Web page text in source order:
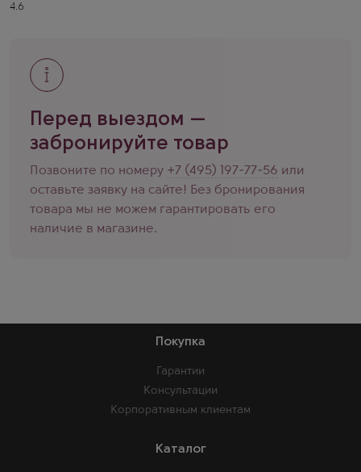
Перед выездом —
забронируйте товар
Позвоните по номеру +7 (495) 197-77-56 или
оставьте заявку на сайте! Без бронирования
товара мы не можем гарантировать его
наличие в магазине.
Покупка
Гарантии
Консультации
Корпоративным клиентам
Каталог